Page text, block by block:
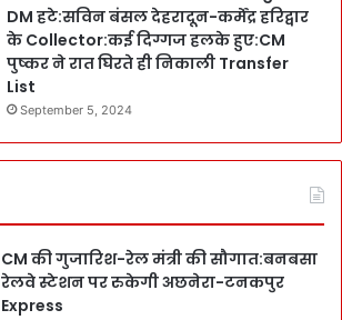
DM हटे:सविन बंसल देहरादून-कर्मेंद्र हरिद्वार
के Collector:कई दिग्गज हलके हुए:CM
पुष्कर ने रात घिरते ही निकाली Transfer
List
September 5, 2024
CM की गुजारिश-रेल मंत्री की सौगात:बनबसा
रेलवे स्टेशन पर रुकेगी अछनेरा-टनकपुर
Express